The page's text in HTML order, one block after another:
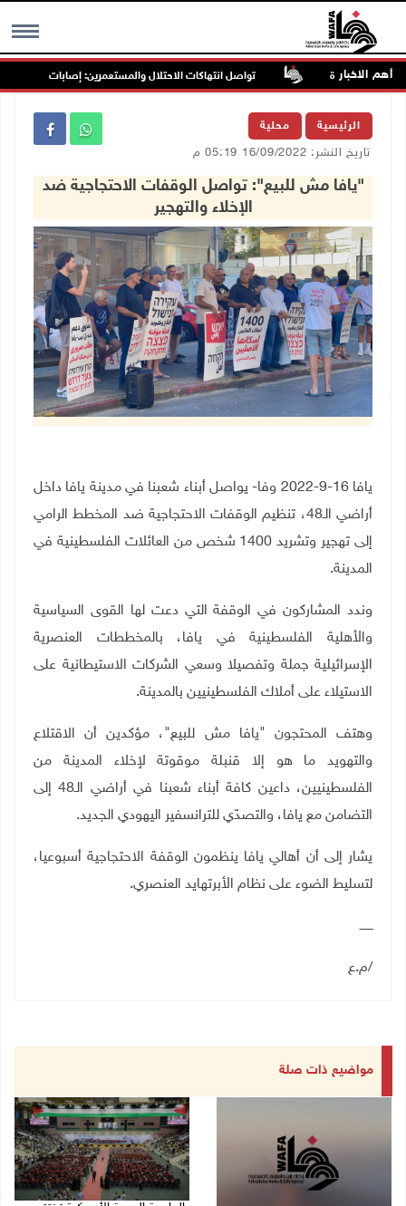
MENU أهم الاخبار تواصل انتهاكات الاحتلال والمستعمرين: إصابات واعتقالات
الرئيسية محلية
تاريخ النشر: 16/09/2022 05:19 م
"يافا مش للبيع": تواصل الوقفات الاحتجاجية ضد
الإخلاء والتهجير
يافا 16-9-2022 وفا- يواصل أبناء شعبنا في مدينة يافا داخل
أراضي الـ48، تنظيم الوقفات الاحتجاجية ضد المخطط الرامي
إلى تهجير وتشريد 1400 شخص من العائلات الفلسطينية في
المدينة.
وندد المشاركون في الوقفة التي دعت لها القوى السياسية
والأهلية الفلسطينية في يافا، بالمخططات العنصرية
الإسرائيلية جملة وتفصيلا وسعي الشركات الاستيطانية على
الاستيلاء على أملاك الفلسطينيين بالمدينة.
وهتف المحتجون "يافا مش للبيع"، مؤكدين أن الاقتلاع
والتهويد ما هو إلا قنبلة موقوتة لإخلاء المدينة من
الفلسطينيين، داعين كافة أبناء شعبنا في أراضي الـ48 إلى
التضامن مع يافا، والتصدّي للترانسفير اليهودي الجديد.
يشار إلى أن أهالي يافا ينظمون الوقفة الاحتجاجية أسبوعيا،
لتسليط الضوء على نظام الأبرتهايد العنصري.
ـــــــ
/م.ع
مواضيع ذات صلة